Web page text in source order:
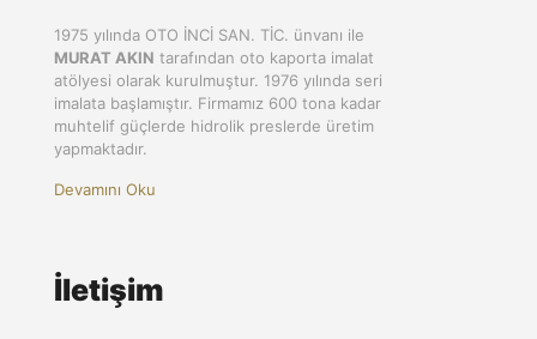
1975 yılında OTO İNCİ SAN. TİC. ünvanı ile
MURAT AKIN tarafından oto kaporta imalat
atölyesi olarak kurulmuştur. 1976 yılında seri
imalata başlamıştır. Firmamız 600 tona kadar
muhtelif güçlerde hidrolik preslerde üretim
yapmaktadır.
Devamını Oku
İletişim